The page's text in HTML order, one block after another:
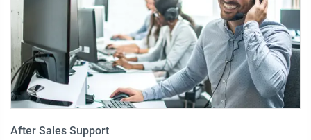
After Sales Support